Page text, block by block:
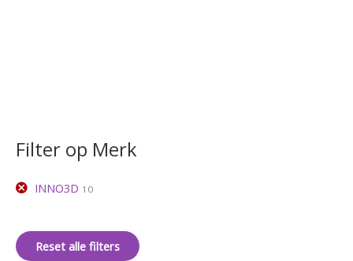
Filter op Merk
INNO3D 10
Reset alle filters